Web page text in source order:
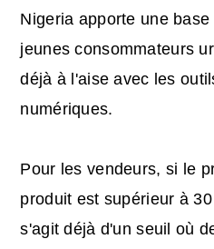
Nigeria apporte une
jeunes consommateurs
déjà à l'aise avec les
numériques.
Pour les vendeurs, si le
produit est supérieur à
s'agit déjà d'un seuil où